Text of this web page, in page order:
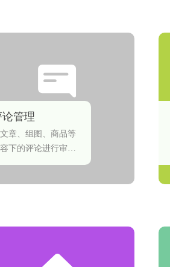
论管理
章、组图、商品等
下的评论进行审核
理。